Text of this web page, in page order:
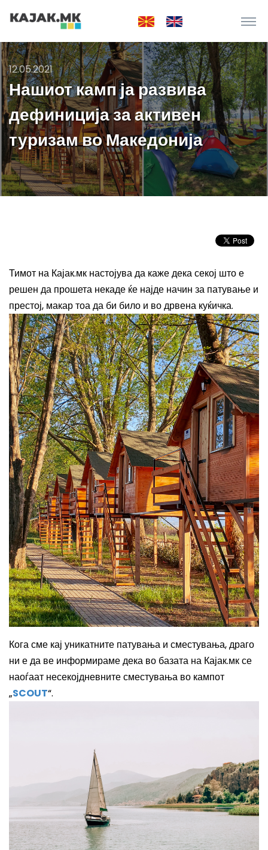
12.05.2021
Нашиот камп ја развива
дефиниција за активен
туризам во Македонија
Тимот на Кајак.мк настојува да каже дека секој што е
решен да прошета некаде ќе најде начин за патување и
престој, макар тоа да би било и во дрвена куќичка.
Кога сме кај уникатните патувања и сместувања, драго
ни е да ве информираме дека во базата на Кајак.мк се
наоѓаат несекојдневните сместувања во кампот
„SCOUT“.